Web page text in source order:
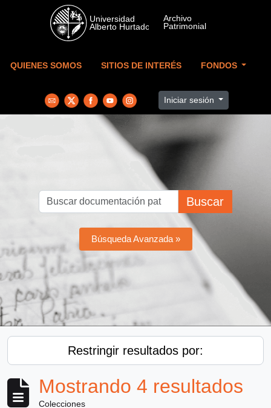
Skip to main content
QUIENES SOMOS SITIOS DE INTERÉS FONDOS
Iniciar sesión
Buscar
Búsqueda Avanzada »
Restringir resultados por:
Mostrando 4 resultados
Colecciones